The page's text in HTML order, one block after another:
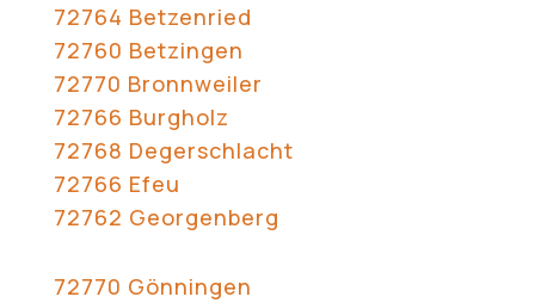
72764 Betzenried
72760 Betzingen
72770 Bronnweiler
72766 Burgholz
72768 Degerschlacht
72766 Efeu
72762 Georgenberg
72770 Gönningen